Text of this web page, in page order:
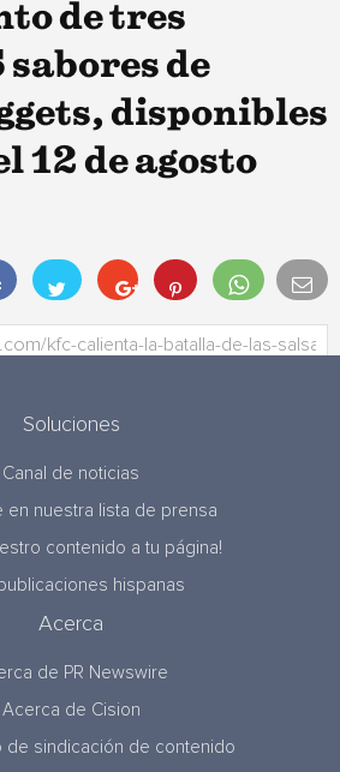
de tres
de
disponibles
12 de agosto
Soluciones
Canal de noticias
en nuestra lista de prensa
contenido a tu página!
hispanas
Acerca
de PR Newswire
Acerca de Cision
de sindicación de contenido